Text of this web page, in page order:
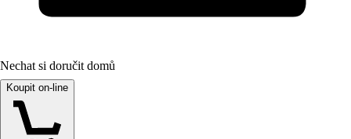
Nechat si doručit domů
Koupit on-line